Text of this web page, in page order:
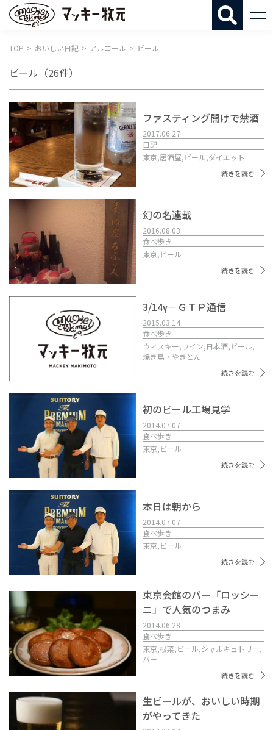
TOP おいしい日記 アルコール ビール
ビール （26件）
ファスティング開けで禁酒
2017.06.27
日記
東京,居酒屋,ビール,ダイエット
続きを読む
幻の名連載
2016.08.03
食べ歩き
東京,ビール
続きを読む
3/14γ－ＧＴＰ通信
2015.03.14
食べ歩き
ウィスキー,ワイン,日本酒,ビール,
焼き鳥・やきとん
続きを読む
初のビール工場見学
2014.07.07
食べ歩き
東京,ビール
続きを読む
本日は朝から
2014.07.07
食べ歩き
東京,ビール
続きを読む
東京会館のバー「ロッシー
ニ」で人気のつまみ
2014.06.28
食べ歩き
東京,根菜,ビール,シャルキュトリー,
バー
続きを読む
生ビールが、おいしい時期
がやってきた